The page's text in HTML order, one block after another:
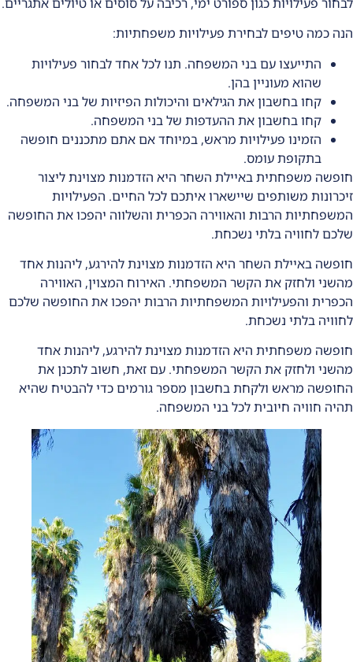
הנה כמה טיפים לבחירת פעילויות משפחתיות:
התייעצו עם בני המשפחה. תנו לכל אחד לבחור פעילויות
שהוא מעוניין בהן.
קחו בחשבון את הגילאים והיכולות הפיזיות של בני המשפחה.
קחו בחשבון את ההעדפות של בני המשפחה.
הזמינו פעילויות מראש, במיוחד אם אתם מתכננים חופשה
בתקופת עומס.
חופשה משפחתית באיילת השחר היא הזדמנות מצוינת ליצור
זיכרונות משותפים שיישארו איתכם לכל החיים. הפעילויות
המשפחתיות הרבות והאווירה הכפרית והשלווה יהפכו את החופשה
שלכם לחוויה בלתי נשכחת.
חופשה באיילת השחר היא הזדמנות מצוינת להירגע, ליהנות אחד
מהשני ולחזק את הקשר המשפחתי. האירוח המצוין, האווירה
הכפרית והפעילויות המשפחתיות הרבות יהפכו את החופשה שלכם
לחוויה בלתי נשכחת.
חופשה משפחתית היא הזדמנות מצוינת להירגע, ליהנות אחד
מהשני ולחזק את הקשר המשפחתי. עם זאת, חשוב לתכנן את
החופשה מראש ולקחת בחשבון מספר גורמים כדי להבטיח שהיא
תהיה חוויה חיובית לכל בני המשפחה.